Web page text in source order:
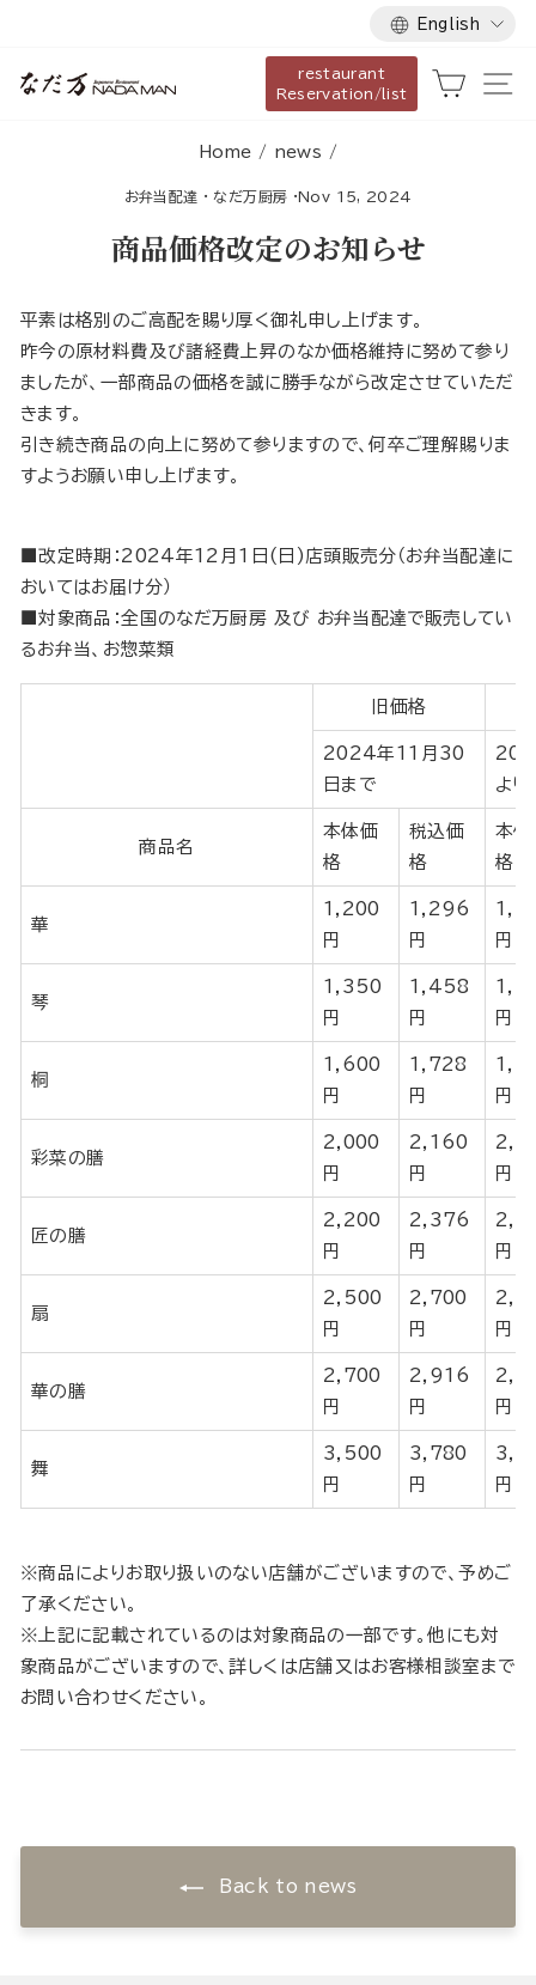
content
Language
English
restaurant
Reservation/list
Cart
Home / news /
お弁当配達 ·なだ万厨房 ·Nov 15, 2024
商品価格改定のお知らせ
平素は格別のご高配を賜り厚く御礼申し上げます。
昨今の原材料費及び諸経費上昇のなか価格維持に努めて参り
ましたが、一部商品の価格を誠に勝手ながら改定させていただ
きます。
引き続き商品の向上に努めて参りますので、何卒ご理解賜りま
すようお願い申し上げます。
■改定時期：2024年12月1日(日)店頭販売分（お弁当配達に
おいてはお届け分）
■対象商品：全国のなだ万厨房 及び お弁当配達で販売してい
るお弁当、お惣菜類
旧価格
2024年11月30
日まで
より
商品名
本体価
格
税込価
格
本体
格
華
1,200
円
1,296
円
円
琴
1,350
円
1,458
円
円
桐
1,600
円
1,728
円
円
彩菜の膳
2,000
円
2,160
円
円
匠の膳
2,200
円
2,376
円
円
扇
2,500
円
2,700
円
円
華の膳
2,700
円
2,916
円
円
舞
3,500
円
3,780
円
円
※商品によりお取り扱いのない店舗がございますので、予めご
了承ください。
※上記に記載されているのは対象商品の一部です。他にも対
象商品がございますので、詳しくは店舗又はお客様相談室まで
お問い合わせください。
Back to news